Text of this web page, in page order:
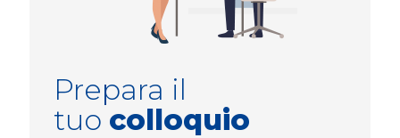
Prepara il
tuo colloquio